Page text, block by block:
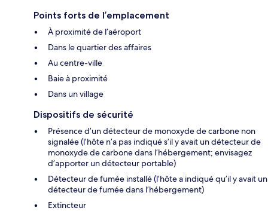
Points forts de l’emplacement
À proximité de l’aéroport
Dans le quartier des affaires
Au centre-ville
Baie à proximité
Dans un village
Dispositifs de sécurité
Présence d’un détecteur de monoxyde de carbone non
signalée (l’hôte n’a pas indiqué s’il y avait un détecteur de
monoxyde de carbone dans l’hébergement; envisagez
d’apporter un détecteur portable)
Détecteur de fumée installé (l’hôte a indiqué qu’il y avait un
détecteur de fumée dans l’hébergement)
Extincteur